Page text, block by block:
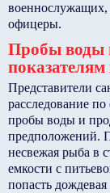
военнослужащих,
офицеры.
Пробы воды
Представители
расследование по
пробы воды и
предположений.
несвежая рыба в
емкости с
попасть